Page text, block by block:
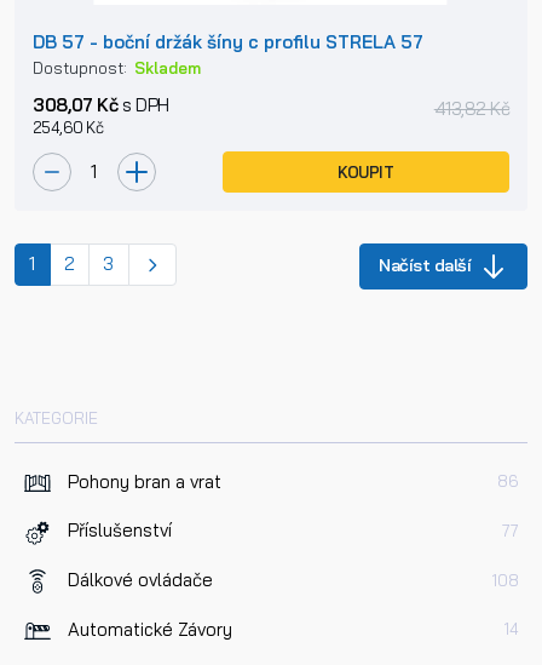
KATEGORIE
Pohony bran a vrat 86
Příslušenství 77
Dálkové ovládače 108
Automatické Závory 14
DB 57 - boční držák šíny c profilu STRELA 57
Dostupnost: Skladem
308,07 Kčs DPH
254,60 Kč
413,82 Kč
KOUPIT
1 (current)
2 3 Načíst další